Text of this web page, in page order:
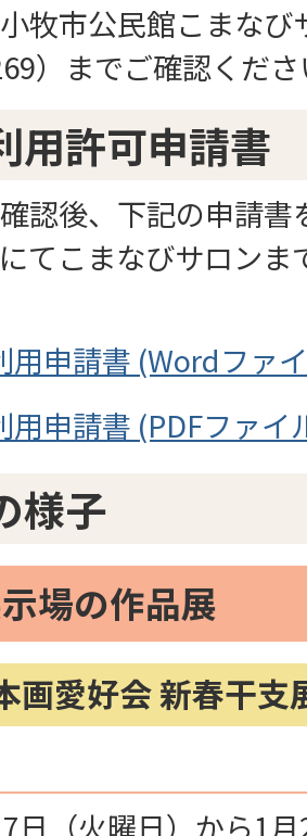
牧市公民館こまな
）までご確認くだ
用許可申請書
認後、下記の申請
てこまなびサロンま
用申請書 (Wordファ
用申請書 (PDFファイ
様子
場の作品展
画愛好会 新春干支
日（火曜日）から1